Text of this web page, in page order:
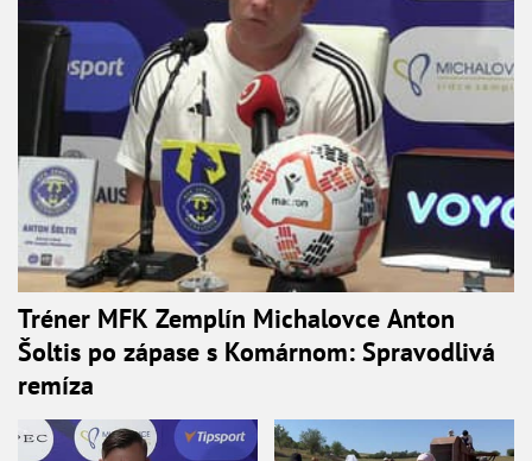
Tréner MFK Zemplín Michalovce Anton
Šoltis po zápase s Komárnom: Spravodlivá
remíza